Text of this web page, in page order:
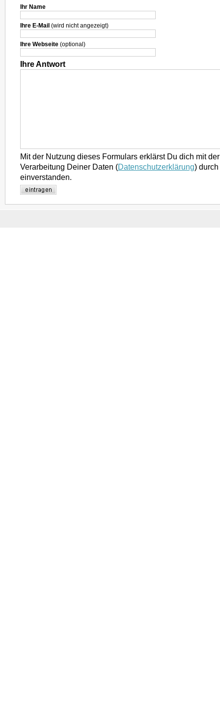
Ihr Name
Ihre E-Mail (wird nicht angezeigt)
Ihre Webseite (optional)
Ihre Antwort
Mit der Nutzung dieses Formulars erklärst Du dich mit
Verarbeitung Deiner Daten (Datenschutzerklärung)
einverstanden.